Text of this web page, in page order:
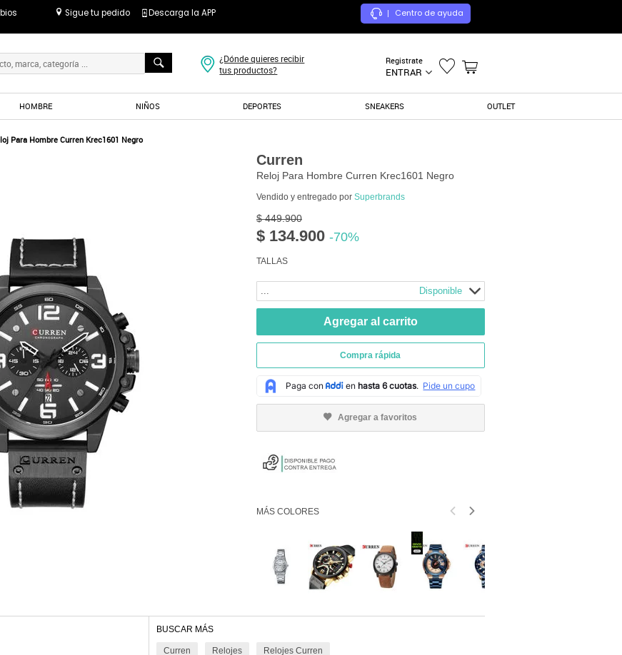
Sigue tu pedido Descarga la APP | Centro de ayuda
Registrate
ENTRAR
¿Dónde quieres recibir
tus productos?
HOMBRE NIÑOS DEPORTES SNEAKERS OUTLET
Para Hombre Curren Krec1601 Negro
Curren
Reloj Para Hombre Curren Krec1601 Negro
Vendido y entregado por Superbrands
$ 449.900
$ 134.900 -70%
TALLAS
... Disponible
Agregar al carrito
Compra rápida
Agregar a favoritos
MÁS COLORES
BUSCAR MÁS
Curren Relojes Relojes Curren